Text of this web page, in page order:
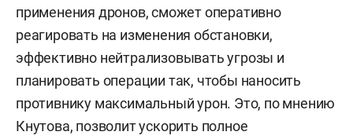
применения дронов, сможет оперативно
реагировать на изменения обстановки,
эффективно нейтрализовывать угрозы и
планировать операции так, чтобы наносить
противнику максимальный урон. Это, по мнению
Кнутова, позволит ускорить полное